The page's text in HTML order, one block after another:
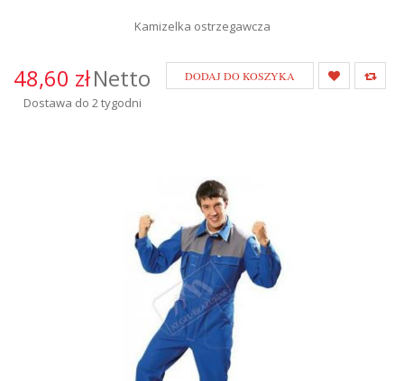
Kamizelka ostrzegawcza
48,60 złNetto
Dostawa do 2 tygodni
DODAJ DO KOSZYKA